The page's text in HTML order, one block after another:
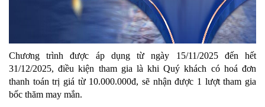
Chương trình được áp dụng từ ngày 15/11/2025 đến hết
31/12/2025, điều kiện tham gia là khi Quý khách có hoá đơn
thanh toán trị giá từ 10.000.000đ, sẽ nhận được 1 lượt tham gia
bốc thăm may mắn.